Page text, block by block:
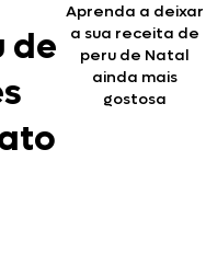
de
Aprenda a deixar
a sua receita de
peru de Natal
ainda mais
gostosa